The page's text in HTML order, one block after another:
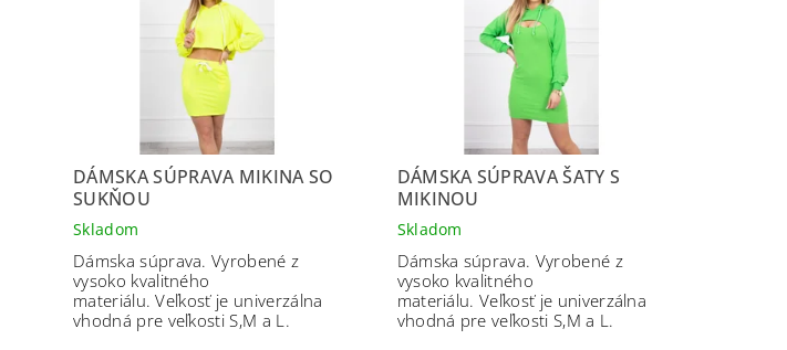
DÁMSKA SÚPRAVA MIKINA SO
SUKŇOU
Skladom
Dámska súprava. Vyrobené z
vysoko kvalitného
materiálu. Veľkosť je univerzálna
vhodná pre veľkosti S,M a L.
DÁMSKA SÚPRAVA ŠATY S
MIKINOU
Skladom
Dámska súprava. Vyrobené z
vysoko kvalitného
materiálu. Veľkosť je univerzálna
vhodná pre veľkosti S,M a L.